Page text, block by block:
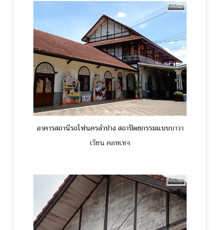
อาคารสถานีรถไฟนครลำปาง สถาปัตยกรรมแบบบาวา
เรียน คอทเทจ